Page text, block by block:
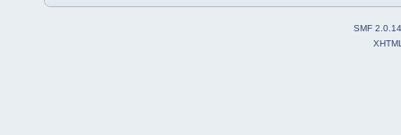
SMF 2.0.14